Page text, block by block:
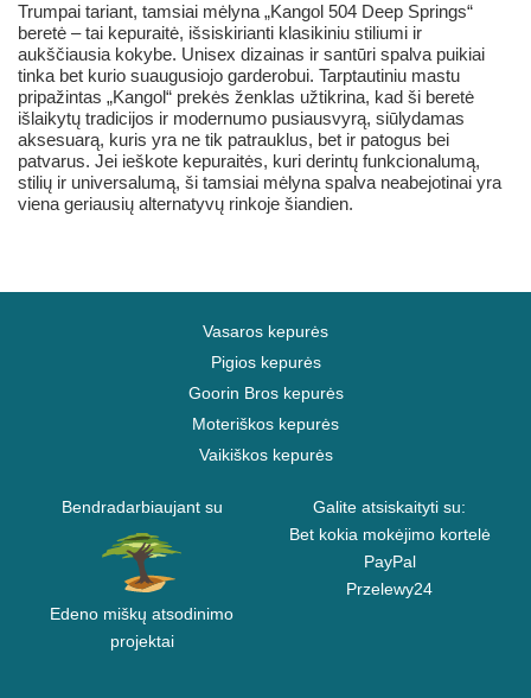
Trumpai tariant, tamsiai mėlyna „Kangol 504 Deep Springs“
beretė – tai kepuraitė, išsiskirianti klasikiniu stiliumi ir
aukščiausia kokybe. Unisex dizainas ir santūri spalva puikiai
tinka bet kurio suaugusiojo garderobui. Tarptautiniu mastu
pripažintas „Kangol“ prekės ženklas užtikrina, kad ši beretė
išlaikytų tradicijos ir modernumo pusiausvyrą, siūlydamas
aksesuarą, kuris yra ne tik patrauklus, bet ir patogus bei
patvarus. Jei ieškote kepuraitės, kuri derintų funkcionalumą,
stilių ir universalumą, ši tamsiai mėlyna spalva neabejotinai yra
viena geriausių alternatyvų rinkoje šiandien.
Vasaros kepurės
Pigios kepurės
Goorin Bros kepurės
Moteriškos kepurės
Vaikiškos kepurės
Bendradarbiaujant su
Edeno miškų atsodinimo
projektai
Galite atsiskaityti su:
Bet kokia mokėjimo kortelė
PayPal
Przelewy24